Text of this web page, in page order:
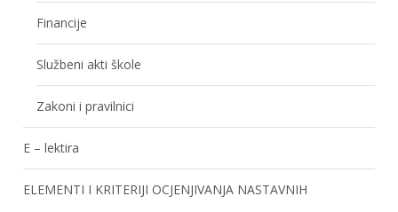
Financije
Službeni akti škole
Zakoni i pravilnici
E – lektira
ELEMENTI I KRITERIJI OCJENJIVANJA NASTAVNIH